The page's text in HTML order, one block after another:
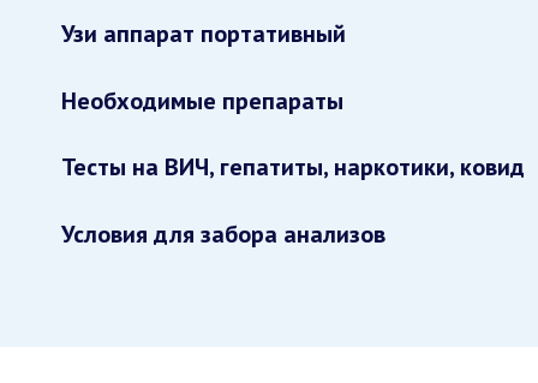
Узи аппарат портативный
Необходимые препараты
Тесты на ВИЧ, гепатиты, наркотики, ковид
Условия для забора анализов